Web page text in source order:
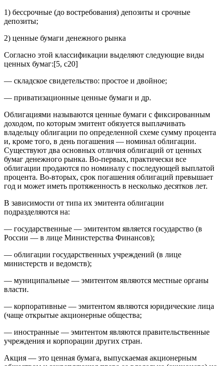
1) бессрочные (до востребования) депозиты и срочные
депозиты;
2) ценные бумаги денежного рынка
Согласно этой классификации выделяют следующие виды
ценных бумаг:[5, c20]
— складское свидетельство: простое и двойное;
— приватизационные ценные бумаги и др.
Облигациями называются ценные бумаги с фиксированным
доходом, по которым эмитент обязуется выплачивать
владельцу облигации по определенной схеме сумму процента
и, кроме того, в день погашения — номинал облигации.
Существуют два основных отличия облигаций от ценных
бумаг денежного рынка. Во-первых, практически все
облигации продаются по номиналу с последующей выплатой
процента. Во-вторых, срок погашения облигаций превышает
год и может иметь протяженность в несколько десятков лет.
В зависимости от типа их эмитента облигации
подразделяются на:
— государственные — эмитентом является государство (в
России — в лице Министерства Финансов);
— облигации государственных учреждений (в лице
министерств и ведомств);
— муниципальные — эмитентом являются местные органы
власти.
— корпоративные — эмитентом являются юридические лица
(чаще открытые акционерные общества;
— иностранные — эмитентом являются правительственные
учреждения и корпорации других стран.
Акция — это ценная бумага, выпускаемая акционерным